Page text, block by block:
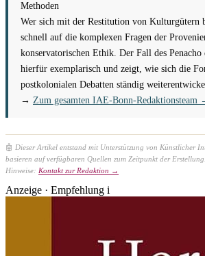
Methoden
Wer sich mit der Restitution von Kulturgütern
schnell auf die komplexen Fragen der
konservatorischen Ethik. Der Fall des Penacho
hierfür exemplarisch und zeigt, wie sich die
postkolonialen Debatten ständig
→ Zum gesamten IAE-Bonn-Redaktionsteam
🤖 Dieser Artikel entstand mit Unterstützung von Künstlicher
basieren auf verfügbaren Quellen zum Zeitpunkt der
Hinweise: Kontakt zur Redaktion →
Anzeige · Empfehlung i